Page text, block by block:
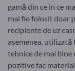
gamă din ce în ce
mai fie folosit doar
recipiente de uz
asemenea,
tehnice de mai
pozitive fac